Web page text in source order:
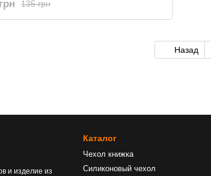
135 грн
Назад
и изделие из
Каталог
Чехол книжка
Силиконовый чехол